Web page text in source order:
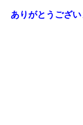
ありがとうござい